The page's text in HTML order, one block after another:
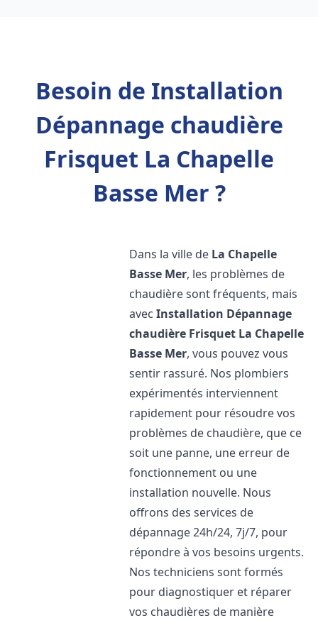
Besoin de Installation
Dépannage chaudière
Frisquet La Chapelle
Basse Mer ?
Dans la ville de La Chapelle
Basse Mer, les problèmes de
chaudière sont fréquents, mais
avecInstallation Dépannage
chaudière Frisquet La Chapelle
Basse Mer, vous pouvez vous
sentir rassuré. Nos plombiers
expérimentés interviennent
rapidement pour résoudre vos
problèmes de chaudière, que ce
soit une panne, une erreur de
fonctionnement ou une
installation nouvelle. Nous
offrons des services de
dépannage 24h/24, 7j/7, pour
répondre à vos besoins urgents.
Nos techniciens sont formés
pour diagnostiquer et réparer
vos chaudières de manière